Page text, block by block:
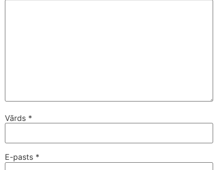
Vārds *
E-pasts *